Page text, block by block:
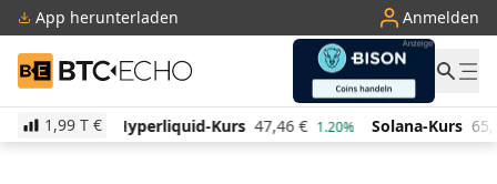
App herunterladen Anmelden
BTC-ECHO
1,99 T €
Kurs 47,46 € 1.20% Solana-Kurs 65,54 € 2.60% TRON-